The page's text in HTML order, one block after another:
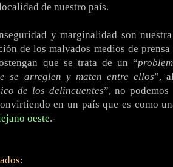
de nuestro país.
y marginalidad son
de los malvados medios de
que se trata de un “
se arreglen y maten entre ellos”,
de los delincuentes”, no
en un país que es como
oeste.-